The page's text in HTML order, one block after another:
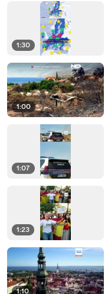
1:30
1:00
1:07
1:23
1:10